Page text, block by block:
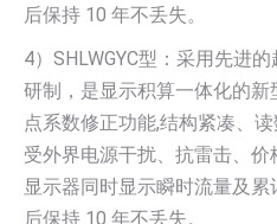
后保持 10 年不丢失。
4）SHLWGYC型：采用先进
研制，是显示积算一体化的
点系数修正功能,结构紧凑、
受外界电源干扰、抗雷击、
显示器同时显示瞬时流量及
后保持 10 年不丢失。